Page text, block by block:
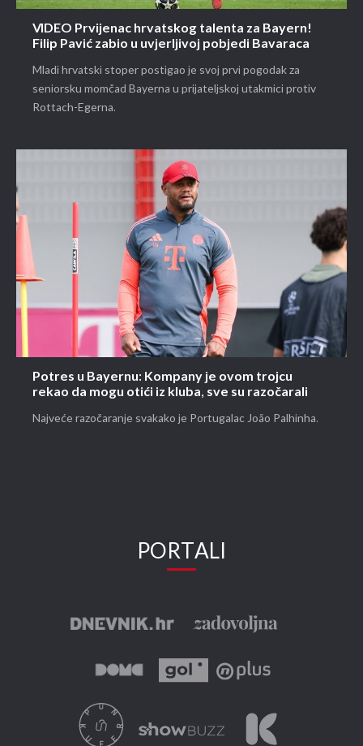
VIDEO Prvijenac hrvatskog talenta za Bayern!
Filip Pavić zabio u uvjerljivoj pobjedi Bavaraca
Mladi hrvatski stoper postigao je svoj prvi pogodak za
seniorsku momčad Bayerna u prijateljskoj utakmici protiv
Rottach-Egerna.
Potres u Bayernu: Kompany je ovom trojcu
rekao da mogu otići iz kluba, sve su razočarali
Najveće razočaranje svakako je Portugalac João Palhinha.
PORTALI